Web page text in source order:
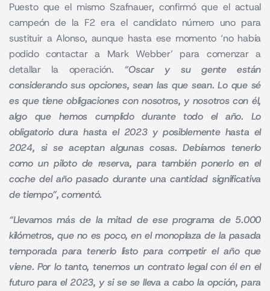
Puesto que el mismoSzafnauer, confirmó que el actual
campeón de la F2 era el candidato número uno para
sustituir a Alonso, aunque hasta ese momento ‘no había
podido contactar a Mark Webber’ para comenzar a
detallar la operación. “Oscar y su gente están
considerando sus opciones, sean las que sean. Lo que sé
es que tiene obligaciones con nosotros, y nosotros con él,
algo que hemos cumplido durante todo el año. Lo
obligatorio dura hasta el 2023 y posiblemente hasta el
2024, si se aceptan algunas cosas. Debíamos tenerlo
como un piloto de reserva, para también ponerlo en el
coche del año pasado durante una cantidad significativa
de tiempo”, comentó.
“Llevamos más de la mitad de ese programa de 5.000
kilómetros, que no es poco, en el monoplaza de la pasada
temporada para tenerlo listo para competir el año que
viene. Por lo tanto, tenemos un contrato legal con él en el
futuro para el 2023, y si se se lleva a cabo la opción, para